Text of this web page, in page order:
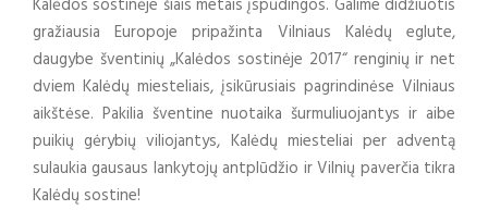
gražiausia Europoje pripažinta Vilniaus Kalėdų eglute,
daugybe šventinių „Kalėdos sostinėje 2017“ renginių ir net
dviem Kalėdų miesteliais, įsikūrusiais pagrindinėse Vilniaus
aikštėse. Pakilia šventine nuotaika šurmuliuojantys ir aibe
puikių gėrybių viliojantys, Kalėdų miesteliai per adventą
sulaukia gausaus lankytojų antplūdžio ir Vilnių paverčia tikra
Kalėdų sostine!